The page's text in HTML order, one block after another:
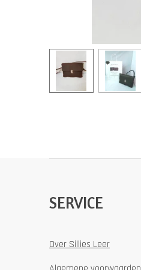
SERVICE
Over Sillies Leer